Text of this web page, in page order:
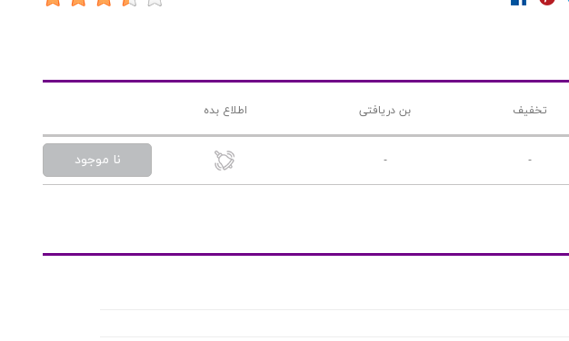
تخفیف بن دریافتی اطلاع بده
-
- نا موجود